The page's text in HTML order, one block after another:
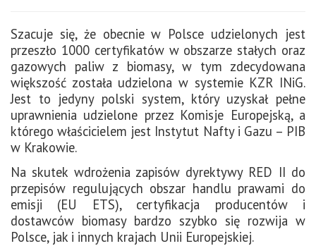
Szacuje się, że obecnie w Polsce udzielonych jest
przeszło 1000 certyfikatów w obszarze stałych oraz
gazowych paliw z biomasy, w tym zdecydowana
większość została udzielona w systemie KZR INiG.
Jest to jedyny polski system, który uzyskał pełne
uprawnienia udzielone przez Komisje Europejską, a
którego właścicielem jest Instytut Nafty i Gazu – PIB
w Krakowie.
Na skutek wdrożenia zapisów dyrektywy RED II do
przepisów regulujących obszar handlu prawami do
emisji (EU ETS), certyfikacja producentów i
dostawców biomasy bardzo szybko się rozwija w
Polsce, jak i innych krajach Unii Europejskiej.